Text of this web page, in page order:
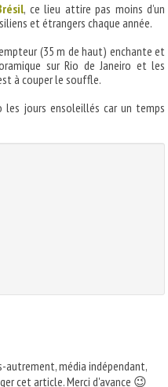
, ce lieu attire pas moins d’un
et étrangers chaque année.
(35 m de haut) enchante et
sur Rio de Janeiro et les
à couper le souffle.
les jours ensoleillés car un temps
autrement, média indépendant,
cet article. Merci d'avance 😉